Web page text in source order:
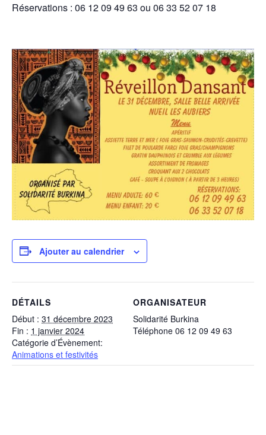
Réservations : 06 12 09 49 63 ou 06 33 52 07 18
Ajouter au calendrier
DÉTAILS
Début : 31 décembre 2023
Fin : 1 janvier 2024
Catégorie d’Évènement:
Animations et festivités
ORGANISATEUR
Solidarité Burkina
Téléphone 06 12 09 49 63